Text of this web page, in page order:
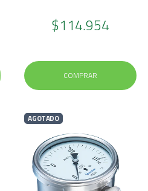
$114.954
COMPRAR
AGOTADO